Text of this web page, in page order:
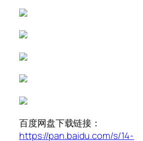
百度网盘下载链接：
https://pan.baidu.com/s/14-